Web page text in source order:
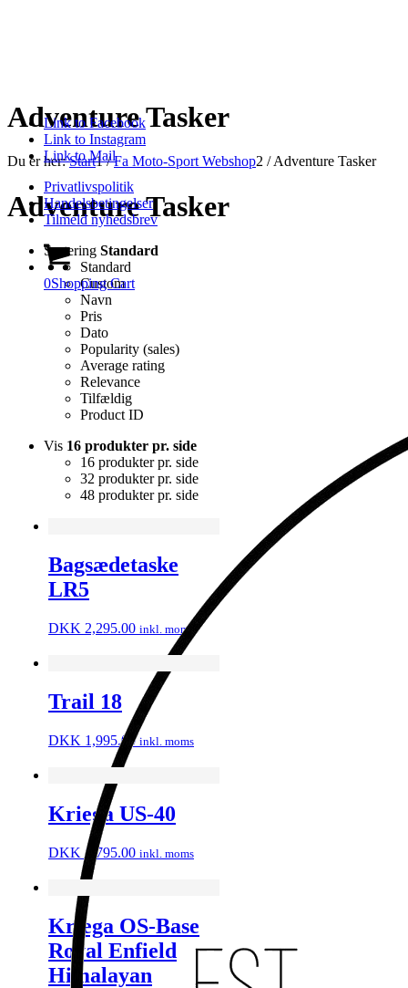
Link to Facebook
Link to Instagram
Link to Mail
Privatlivspolitik
Handelsbetingelser
Tilmeld nyhedsbrev
0Shopping Cart
Adventure Tasker
Du er her: Start1 / Fa Moto-Sport Webshop2 /Adventure Tasker
Adventure Tasker
Sortering Standard
Standard
Custom
Navn
Pris
Dato
Popularity (sales)
Average rating
Relevance
Tilfældig
Product ID
Vis 16 produkter pr. side
16 produkter pr. side
32 produkter pr. side
48 produkter pr. side
Bagsædetaske
LR5
DKK 2,295.00 inkl. moms
Trail 18
DKK 1,995.00 inkl. moms
Kriega US-40
DKK 1,795.00 inkl. moms
Kriega OS-Base
Royal Enfield
Himalayan